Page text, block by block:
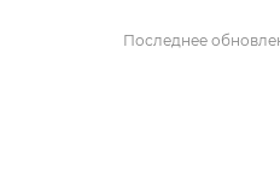
Последнее